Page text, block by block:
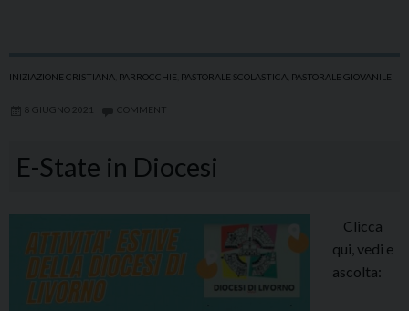
INIZIAZIONE CRISTIANA PARROCCHIE PASTORALE SCOLASTICA PASTORALE GIOVANILE
8 GIUGNO 2021 COMMENT
E-State in Diocesi
Clicca
qui, vedi e
ascolta: